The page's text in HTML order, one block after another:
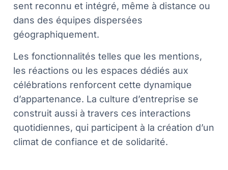
sent reconnu et intégré, même à distance ou
dans des équipes dispersées
géographiquement.
Les fonctionnalités telles que les mentions,
les réactions ou les espaces dédiés aux
célébrations renforcent cette dynamique
d’appartenance. La culture d’entreprise se
construit aussi à travers ces interactions
quotidiennes, qui participent à la création d’un
climat de confiance et de solidarité.